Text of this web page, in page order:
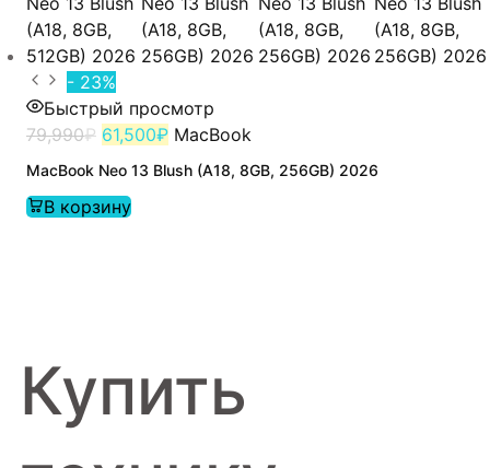
- 23%
Быстрый просмотр
79,990₽ 61,500₽ MacBook
MacBook Neo 13 Blush (A18, 8GB, 256GB) 2026
В корзину
Купить